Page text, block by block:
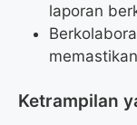
laporan
Ketrampilan